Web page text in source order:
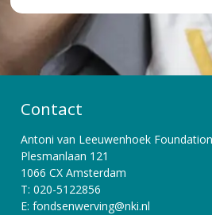
Contact
Antoni van Leeuwenhoek Foundation
Plesmanlaan 121
1066 CX Amsterdam
T: 020-5122856
E: fondsenwerving@nki.nl